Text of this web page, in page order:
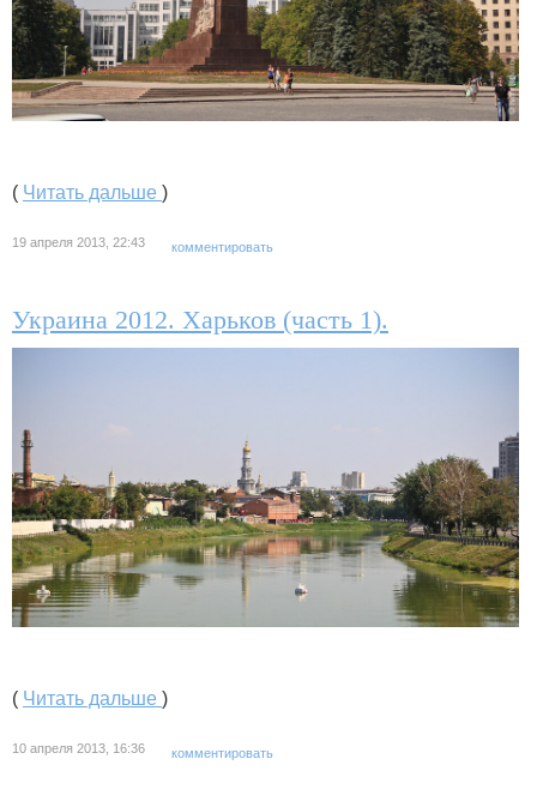
( Читать дальше )
19 апреля 2013, 22:43 комментировать
Украина 2012. Харьков (часть 1).
( Читать дальше )
10 апреля 2013, 16:36 комментировать